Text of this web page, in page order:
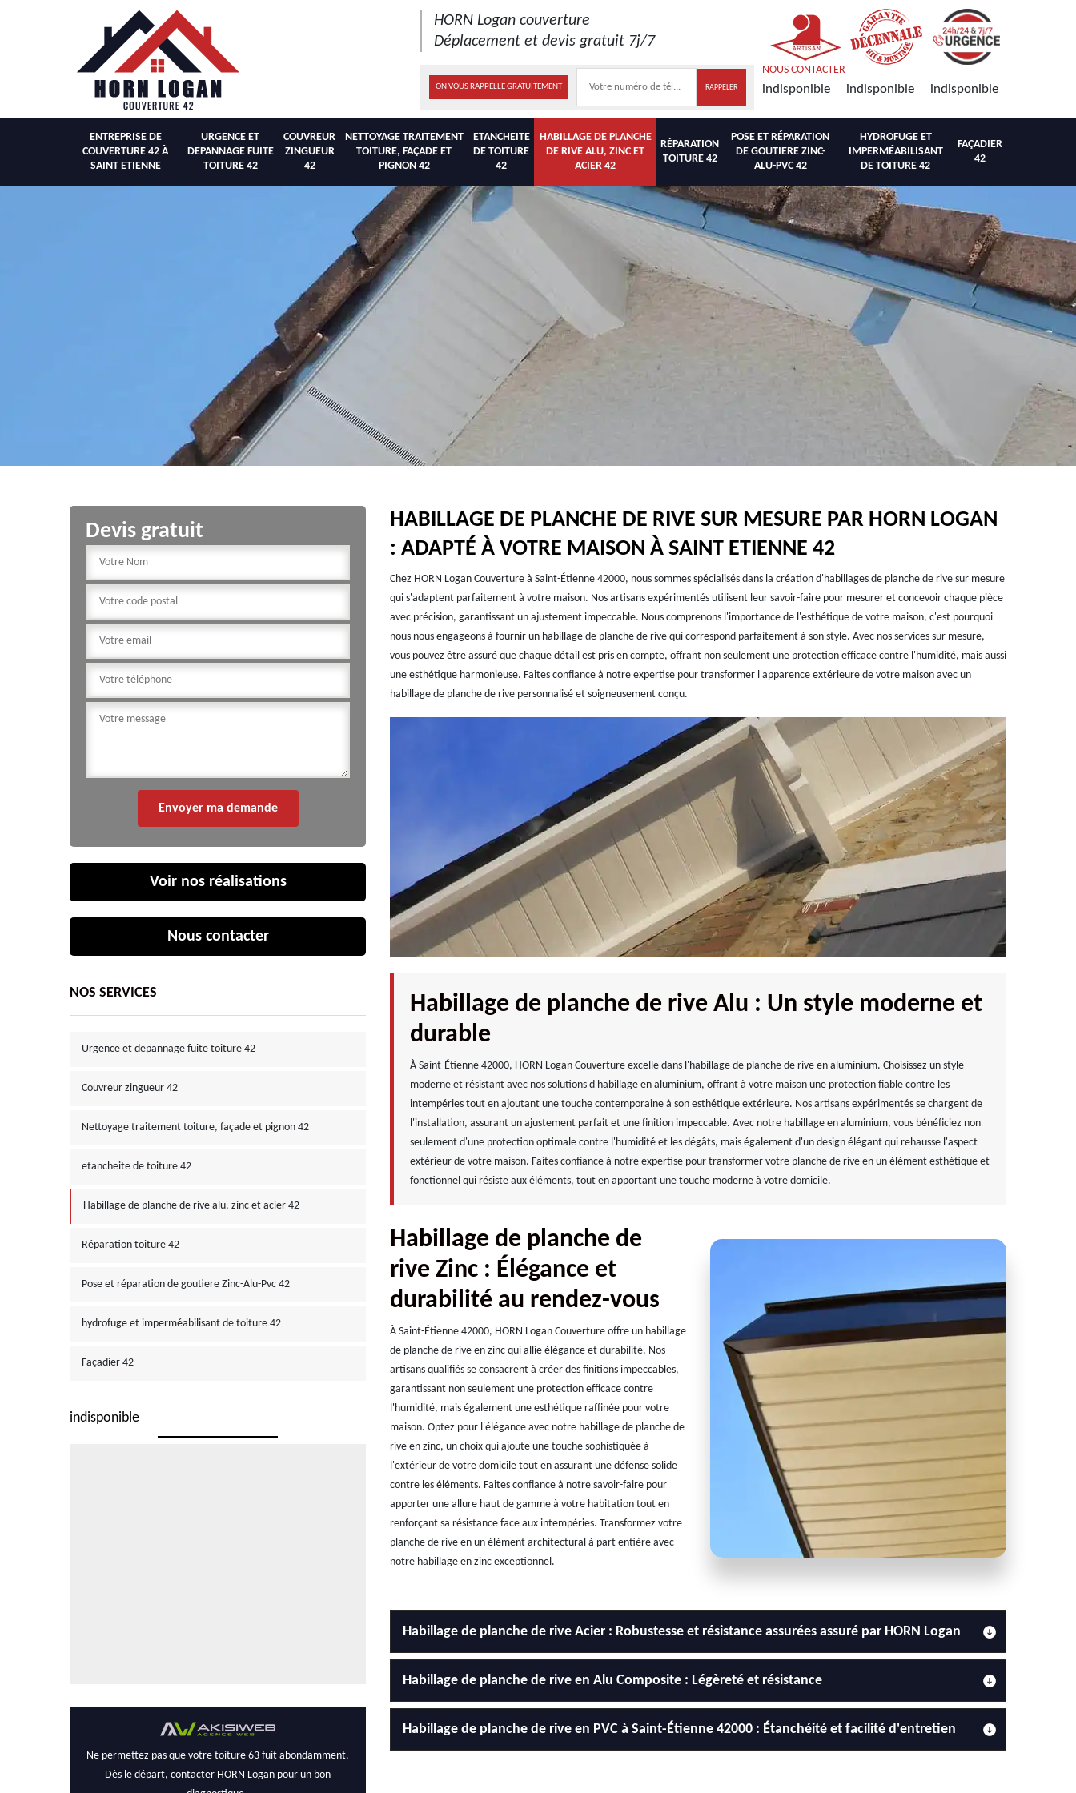
HORN Logan couverture
Déplacement et devis gratuit 7j/7
ON VOUS RAPPELLE GRATUITEMENT
NOUS CONTACTER
indisponible indisponible indisponible
ENTREPRISE DE
COUVERTURE 42 À
SAINT ETIENNE
URGENCE ET
DEPANNAGE FUITE
TOITURE 42
COUVREUR
ZINGUEUR
42
NETTOYAGE TRAITEMENT
TOITURE, FAÇADE ET
PIGNON 42
ETANCHEITE
DE TOITURE
42
HABILLAGE DE PLANCHE
DE RIVE ALU, ZINC ET
ACIER 42
RÉPARATION
TOITURE 42
POSE ET RÉPARATION
DE GOUTIERE ZINC-
ALU-PVC 42
HYDROFUGE ET
IMPERMÉABILISANT
DE TOITURE 42
FAÇADIER
42
Devis gratuit
Voir nos réalisations
Nous contacter
NOS SERVICES
Urgence et depannage fuite toiture 42
Couvreur zingueur 42
Nettoyage traitement toiture, façade et pignon 42
etancheite de toiture 42
Habillage de planche de rive alu, zinc et acier 42
Réparation toiture 42
Pose et réparation de goutiere Zinc-Alu-Pvc 42
hydrofuge et imperméabilisant de toiture 42
Façadier 42
indisponible
Ne permettez pas que votre toiture 63 fuit abondamment.
Dès le départ, contacter HORN Logan pour un bon
HABILLAGE DE PLANCHE DE RIVE SUR MESURE PAR HORN LOGAN
: ADAPTÉ À VOTRE MAISON À SAINT ETIENNE 42
Chez HORN Logan Couverture à Saint-Étienne 42000, nous sommes spécialisés dans la création d'habillages de planche de rive sur mesure
qui s'adaptent parfaitement à votre maison. Nos artisans expérimentés utilisent leur savoir-faire pour mesurer et concevoir chaque pièce
avec précision, garantissant un ajustement impeccable. Nous comprenons l'importance de l'esthétique de votre maison, c'est pourquoi
nous nous engageons à fournir un habillage de planche de rive qui correspond parfaitement à son style. Avec nos services sur mesure,
vous pouvez être assuré que chaque détail est pris en compte, offrant non seulement une protection efficace contre l'humidité, mais aussi
une esthétique harmonieuse. Faites confiance à notre expertise pour transformer l'apparence extérieure de votre maison avec un
habillage de planche de rive personnalisé et soigneusement conçu.
Habillage de planche de rive Alu : Un style moderne et
durable
À Saint-Étienne 42000, HORN Logan Couverture excelle dans l'habillage de planche de rive en aluminium. Choisissez un style
moderne et résistant avec nos solutions d'habillage en aluminium, offrant à votre maison une protection fiable contre les
intempéries tout en ajoutant une touche contemporaine à son esthétique extérieure. Nos artisans expérimentés se chargent de
l'installation, assurant un ajustement parfait et une finition impeccable. Avec notre habillage en aluminium, vous bénéficiez non
seulement d'une protection optimale contre l'humidité et les dégâts, mais également d'un design élégant qui rehausse l'aspect
extérieur de votre maison. Faites confiance à notre expertise pour transformer votre planche de rive en un élément esthétique et
fonctionnel qui résiste aux éléments, tout en apportant une touche moderne à votre domicile.
Habillage de planche de
rive Zinc : Élégance et
durabilité au rendez-vous
À Saint-Étienne 42000, HORN Logan Couverture offre un habillage
de planche de rive en zinc qui allie élégance et durabilité. Nos
artisans qualifiés se consacrent à créer des finitions impeccables,
garantissant non seulement une protection efficace contre
l'humidité, mais également une esthétique raffinée pour votre
maison. Optez pour l'élégance avec notre habillage de planche de
rive en zinc, un choix qui ajoute une touche sophistiquée à
l'extérieur de votre domicile tout en assurant une défense solide
contre les éléments. Faites confiance à notre savoir-faire pour
apporter une allure haut de gamme à votre habitation tout en
renforçant sa résistance face aux intempéries. Transformez votre
planche de rive en un élément architectural à part entière avec
notre habillage en zinc exceptionnel.
Habillage de planche de rive Acier : Robustesse et résistance assurées assuré par HORN Logan
Habillage de planche de rive en Alu Composite : Légèreté et résistance
Habillage de planche de rive en PVC à Saint-Étienne 42000 : Étanchéité et facilité d'entretien